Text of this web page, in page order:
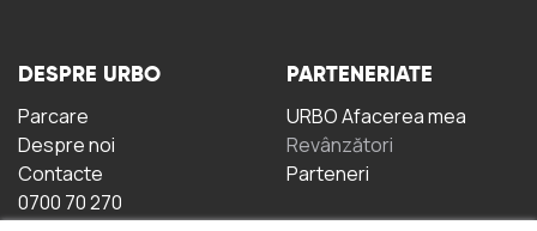
DESPRE URBO
Parcare
Despre noi
Contacte
0700 70 270
PARTENERIATE
URBO Afacerea mea
Revânzători
Parteneri